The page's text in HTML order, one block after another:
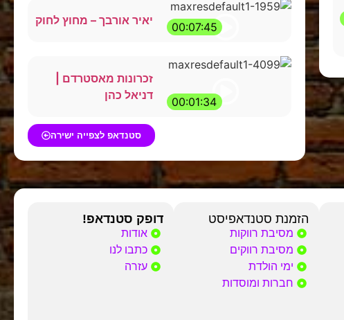
00:07:45 יאיר אורבך – מחוץ לחוק
00:01:34
זכרונות מאסטרדם |
דניאל כהן
סטנדאפ לצפייה ישירה
הזמנת סטנדאפיסט
מסיבת רווקות
מסיבת רווקים
ימי הולדת
חברות ומוסדות
דופק סטנדאפ!
אודות
כתבו לנו
עזרה